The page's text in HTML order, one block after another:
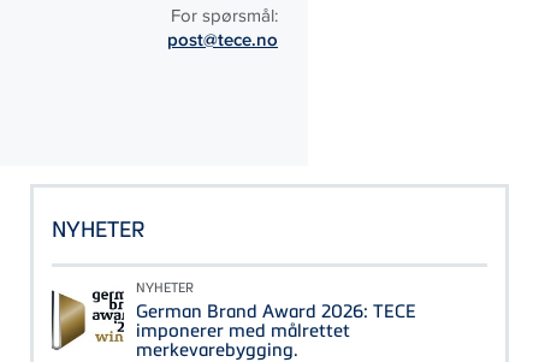
For spørsmål:
post@tece.no
NYHETER
NYHETER
German Brand Award 2026: TECE
imponerer med målrettet
merkevarebygging.